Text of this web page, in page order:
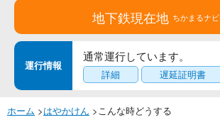
地下鉄現在地 ちかまるナビ
運行情報
通常運行しています。
詳細 遅延証明書
ホーム >はやかけん >こんな時どうする